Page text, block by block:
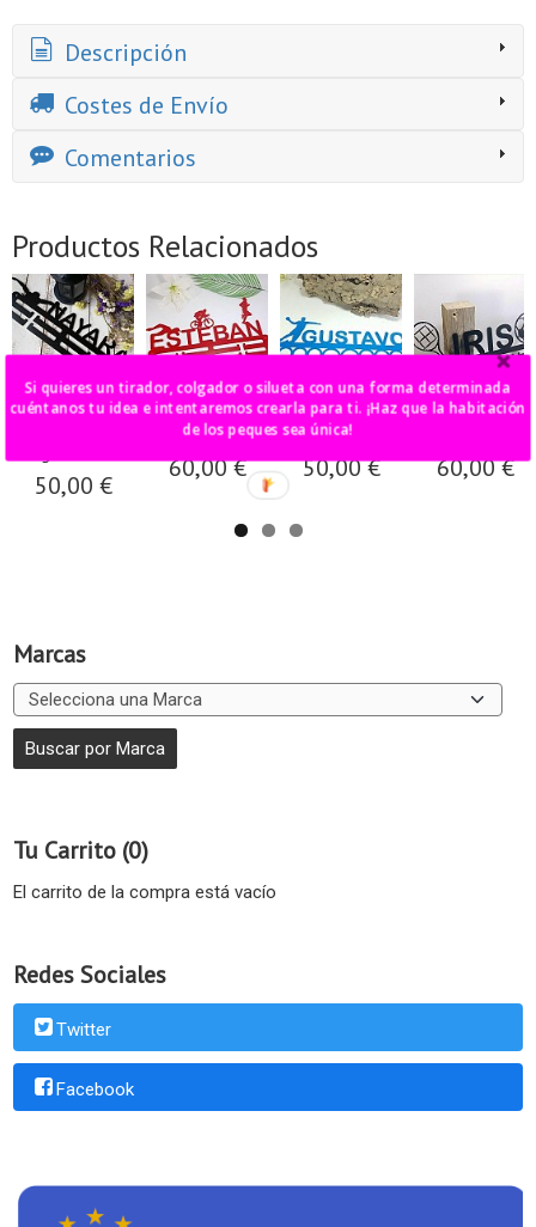
Marcas
Tu Carrito (0)
El carrito de la compra está vacío
Redes Sociales
Twitter
Facebook
Descripción
Costes de Envío
Comentarios
Productos Relacionados
medallero
50,00 €
medallero
doble triathlon
60,00 €
medallero aros
balonmano
50,00 €
medallero tenis
60,00 €
Si quieres un tirador, colgador o silueta con una forma determinada
cuéntanos tu idea e intentaremos crearla para ti. ¡Haz que la habitación
de los peques sea única!